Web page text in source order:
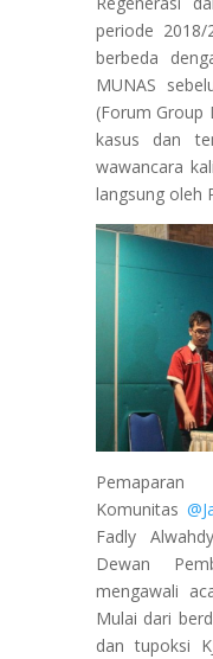
periode
berbeda
MUNAS
(Forum Group
kasus dan
wawancara
langsung oleh
Komunitas
Fadly
Dewan
mengawali
Mulai dari
dan tupoksi